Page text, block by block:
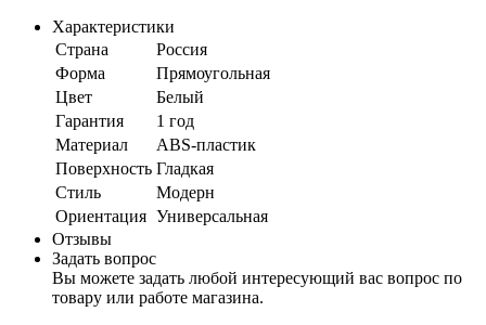
Характеристики
Страна
Россия
Форма
Прямоугольная
Цвет
Белый
Гарантия
1 год
Материал
ABS-пластик
Поверхность Гладкая
Стиль
Модерн
Ориентация Универсальная
Отзывы
Задать вопрос
Вы можете задать любой интересующий вас вопрос по
товару или работе магазина.